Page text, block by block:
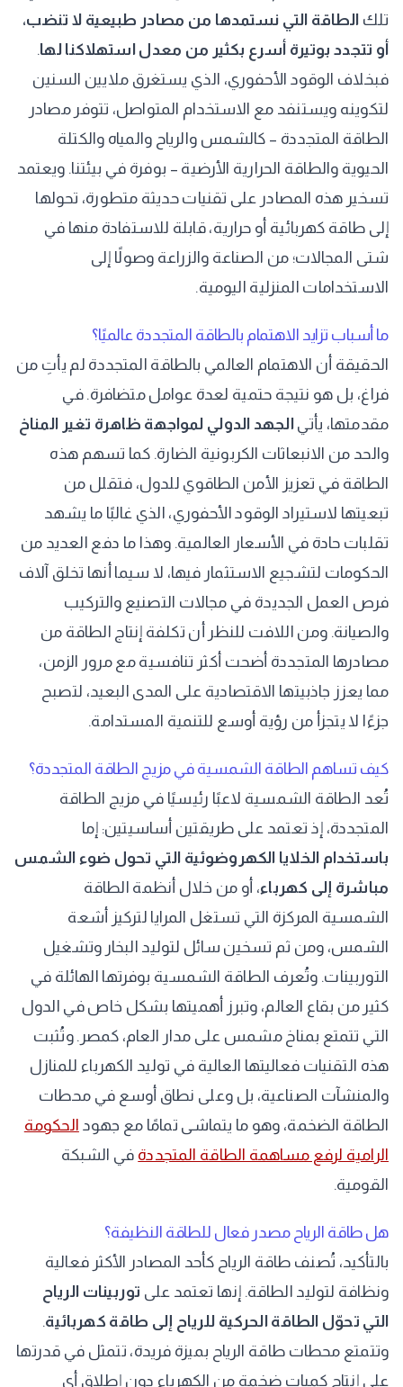
تلكالطاقة التي نستمدها من مصادر طبيعية لا تنضب،
أو تتجدد بوتيرة أسرع بكثير من معدل استهلاكنا لها.
فبخلاف الوقود الأحفوري، الذي يستغرق ملايين السنين
لتكوينه ويستنفد مع الاستخدام المتواصل، تتوفر مصادر
الطاقة المتجددة – كالشمس والرياح والمياه والكتلة
الحيوية والطاقة الحرارية الأرضية – بوفرة في بيئتنا. ويعتمد
تسخير هذه المصادر على تقنيات حديثة متطورة، تحولها
إلى طاقة كهربائية أو حرارية، قابلة للاستفادة منها في
شتى المجالات؛ من الصناعة والزراعة وصولًا إلى
الاستخدامات المنزلية اليومية.
ما أسباب تزايد الاهتمام بالطاقة المتجددة عالميًا؟
الحقيقة أن الاهتمام العالمي بالطاقة المتجددة لم يأتِ من
فراغ، بل هو نتيجة حتمية لعدة عوامل متضافرة. في
مقدمتها، يأتيالجهد الدولي لمواجهة ظاهرة تغير المناخ
والحد من الانبعاثات الكربونية الضارة. كما تسهم هذه
الطاقة في تعزيز الأمن الطاقوي للدول، فتقلل من
تبعيتها لاستيراد الوقود الأحفوري، الذي غالبًا ما يشهد
تقلبات حادة في الأسعار العالمية. وهذا ما دفع العديد من
الحكومات لتشجيع الاستثمار فيها، لا سيما أنها تخلق آلاف
فرص العمل الجديدة في مجالات التصنيع والتركيب
والصيانة. ومن اللافت للنظر أن تكلفة إنتاج الطاقة من
مصادرها المتجددة أضحت أكثر تنافسية مع مرور الزمن،
مما يعزز جاذبيتها الاقتصادية على المدى البعيد، لتصبح
جزءًا لا يتجزأ من رؤية أوسع للتنمية المستدامة.
كيف تساهم الطاقة الشمسية في مزيج الطاقة المتجددة؟
تُعد الطاقة الشمسية لاعبًا رئيسيًا في مزيج الطاقة
المتجددة، إذ تعتمد على طريقتين أساسيتين: إما
باستخدام الخلايا الكهروضوئية التي تحول ضوء الشمس
مباشرة إلى كهرباء، أو من خلال أنظمة الطاقة
الشمسية المركزة التي تستغل المرايا لتركيز أشعة
الشمس، ومن ثم تسخين سائل لتوليد البخار وتشغيل
التوربينات. وتُعرف الطاقة الشمسية بوفرتها الهائلة في
كثير من بقاع العالم، وتبرز أهميتها بشكل خاص في الدول
التي تتمتع بمناخ مشمس على مدار العام، كمصر. وتُثبت
هذه التقنيات فعاليتها العالية في توليد الكهرباء للمنازل
والمنشآت الصناعية، بل وعلى نطاق أوسع في محطات
الطاقة الضخمة، وهو ما يتماشى تمامًا مع جهود الحكومة
الرامية لرفع مساهمة الطاقة المتجددة في الشبكة
القومية.
هل طاقة الرياح مصدر فعال للطاقة النظيفة؟
بالتأكيد، تُصنف طاقة الرياح كأحد المصادر الأكثر فعالية
ونظافة لتوليد الطاقة. إنها تعتمد على توربينات الرياح
التي تحوّل الطاقة الحركية للرياح إلى طاقة كهربائية.
وتتمتع محطات طاقة الرياح بميزة فريدة، تتمثل في قدرتها
على إنتاج كميات ضخمة من الكهرباء دون إطلاق أي